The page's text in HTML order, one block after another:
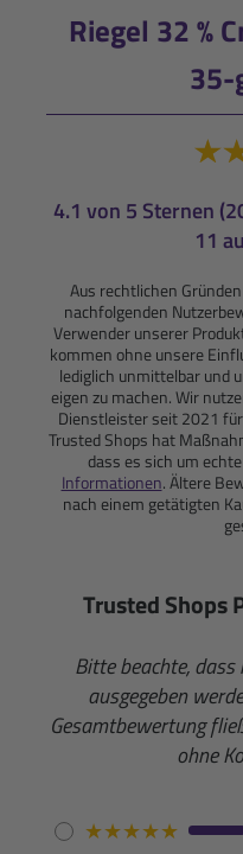
Riegel 32 %
35-
4.1 von 5 Sternen
11
Aus rechtlichen
nachfolgenden
Verwender unserer
kommen ohne unsere
lediglich unmittelbar und
eigen zu machen. Wir
Dienstleister seit 2021
Trusted Shops hat
dass es sich um
Informationen. Ältere
nach einem getätigten
Trusted Shops
Bitte beachte,
ausgegeben
Gesamtbewertung
ohne
★★★★★